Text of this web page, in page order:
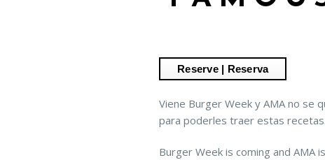
Viene Burger Week y AMA no se
para poderles traer estas
Burger Week is coming and AMA